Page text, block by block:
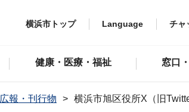
横浜市トップ Language チャ
健康・医療・福祉 窓口
広報・刊行物 横浜市旭区役所X（旧